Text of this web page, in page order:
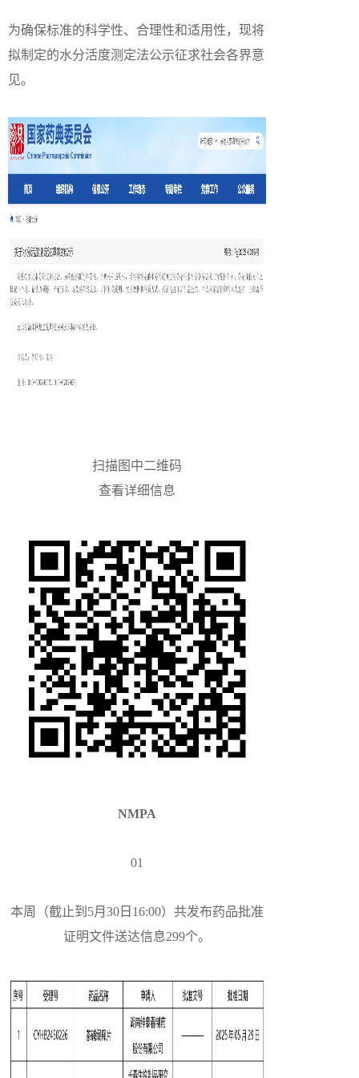
为确保标准的科学性、合理性和适用性，现将
拟制定的水分活度测定法公示征求社会各界意
见。
扫描图中二维码
查看详细信息
NMPA
01
本周（截止到5月30日16:00）共发布药品批准
证明文件送达信息299个。